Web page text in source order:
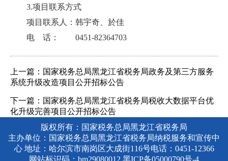
3.项目联系方式
项目联系人：韩宇奇、於佳
电 话： 0451-82364703
上一篇：国家税务总局黑龙江省税务局政务及第三方服务
系统升级改造项目公开招标公告
下一篇：国家税务总局黑龙江省税务局税收大数据平台优
化升级完善项目公开招标公告
版权所有：国家税务总局黑龙江省税务局
主办单位：国家税务总局黑龙江省税务局纳税服务和宣传中
心 地址：哈尔滨市南岗区大成街116号电话：0451-12366
网站标识码：bm29080012 黑ICP备05000790号-4